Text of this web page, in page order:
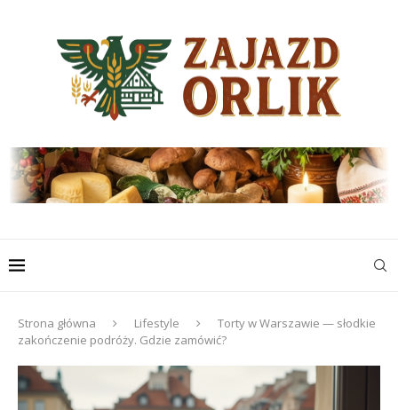
Strona główna Lifestyle
Torty w Warszawie — słodkie
zakończenie podróży. Gdzie zamówić?